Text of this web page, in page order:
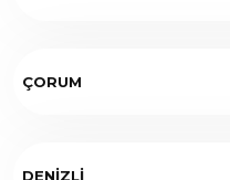
ÇORUM
DENİZLİ